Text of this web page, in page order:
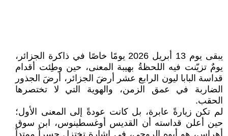
يبقى يوم 13 أبريل 2026 يومًا خاصًا في ذاكرة الجزائر،
يومٌ تزيّنت فيه اللحظةُ بهيبة المعنى، حين وطِئت أقدام
قداسة البابا ليون الرابع عشر أرضَ الجزائر، أرضَ الجذور
الضاربة في عمق الزمن، والهوية التي لا تختصرها
الحقب.
لم تكن زيارةً عابرة، بل كانت عودةً إلى المعنى الأول؛
حين أعلن قداسته أن القديس أوغسطينوس، ابن سوق